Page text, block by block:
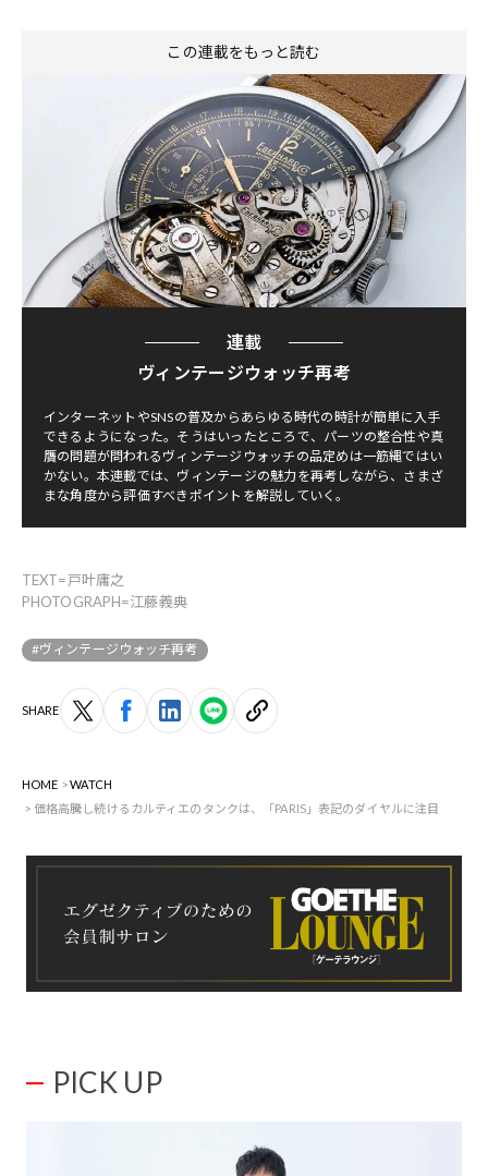
この連載をもっと読む
連載
ヴィンテージウォッチ再考
インターネットやSNSの普及からあらゆる時代の時計が簡単に入手
できるようになった。そうはいったところで、パーツの整合性や真
贋の問題が問われるヴィンテージウォッチの品定めは一筋縄ではい
かない。本連載では、ヴィンテージの魅力を再考しながら、さまざ
まな角度から評価すべきポイントを解説していく。
TEXT=戸叶庸之
PHOTOGRAPH=江藤義典
#ヴィンテージウォッチ再考
SHARE
HOME
WATCH
価格高騰し続けるカルティエのタンクは、「PARIS」表記のダイヤルに注目
PICK UP